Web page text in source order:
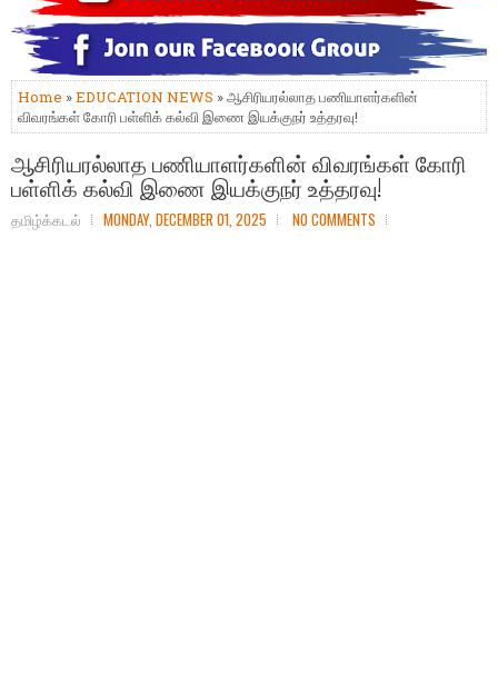
Home »EDUCATION NEWS » ஆசிரியரல்லாத பணியாளர்களின்
விவரங்கள் கோரி பள்ளிக் கல்வி இணை இயக்குநர் உத்தரவு!
ஆசிரியரல்லாத பணியாளர்களின் விவரங்கள் கோரி
பள்ளிக் கல்வி இணை இயக்குநர் உத்தரவு!
தமிழ்க்கடல் MONDAY, DECEMBER 01, 2025 NO COMMENTS